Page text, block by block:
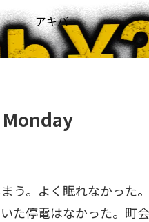
アキバ
う。よく眠れなかった。
た停電はなかった。町